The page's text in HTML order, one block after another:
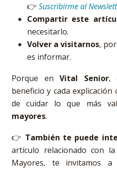
👉 Suscribirme al
Compartir este
necesitarlo.
Volver a visitarnos,
es informar.
Porque en Vital Senior,
beneficio y cada
de cuidar lo que más
mayores.
👉 También te puede
artículo relacionado con
Mayores, te invitamos a